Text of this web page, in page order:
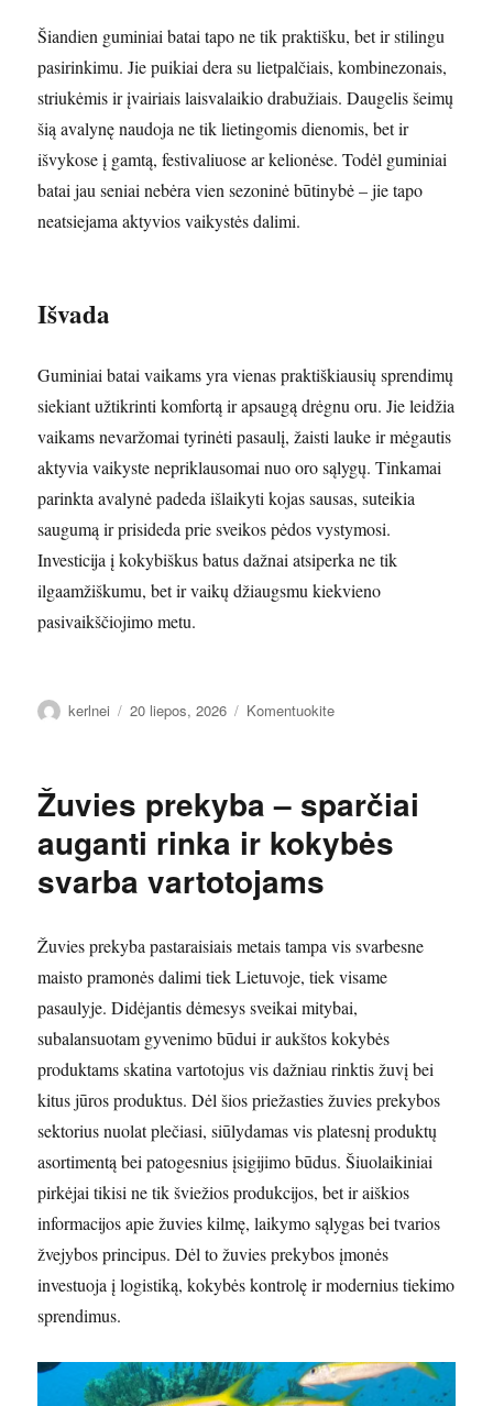
Šiandien guminiai batai tapo ne tik praktišku, bet ir stilingu
pasirinkimu. Jie puikiai dera su lietpalčiais, kombinezonais,
striukėmis ir įvairiais laisvalaikio drabužiais. Daugelis šeimų
šią avalynę naudoja ne tik lietingomis dienomis, bet ir
išvykose į gamtą, festivaliuose ar kelionėse. Todėl guminiai
batai jau seniai nebėra vien sezoninė būtinybė – jie tapo
neatsiejama aktyvios vaikystės dalimi.
Išvada
Guminiai batai vaikams yra vienas praktiškiausių sprendimų
siekiant užtikrinti komfortą ir apsaugą drėgnu oru. Jie leidžia
vaikams nevaržomai tyrinėti pasaulį, žaisti lauke ir mėgautis
aktyvia vaikyste nepriklausomai nuo oro sąlygų. Tinkamai
parinkta avalynė padeda išlaikyti kojas sausas, suteikia
saugumą ir prisideda prie sveikos pėdos vystymosi.
Investicija į kokybiškus batus dažnai atsiperka ne tik
ilgaamžiškumu, bet ir vaikų džiaugsmu kiekvieno
pasivaikščiojimo metu.
Autorius
kerlnei Paskelbta
20 liepos, 2026 Komentuokiteįrašą
–
apsauga
kokiu
Žuvies prekyba – sparčiai
auganti rinka ir kokybės
svarba vartotojams
Žuvies prekyba pastaraisiais metais tampa vis svarbesne
maisto pramonės dalimi tiek Lietuvoje, tiek visame
pasaulyje. Didėjantis dėmesys sveikai mitybai,
subalansuotam gyvenimo būdui ir aukštos kokybės
produktams skatina vartotojus vis dažniau rinktis žuvį bei
kitus jūros produktus. Dėl šios priežasties žuvies prekybos
sektorius nuolat plečiasi, siūlydamas vis platesnį produktų
asortimentą bei patogesnius įsigijimo būdus. Šiuolaikiniai
pirkėjai tikisi ne tik šviežios produkcijos, bet ir aiškios
informacijos apie žuvies kilmę, laikymo sąlygas bei tvarios
žvejybos principus. Dėl to žuvies prekybos įmonės
investuoja į logistiką, kokybės kontrolę ir modernius tiekimo
sprendimus.